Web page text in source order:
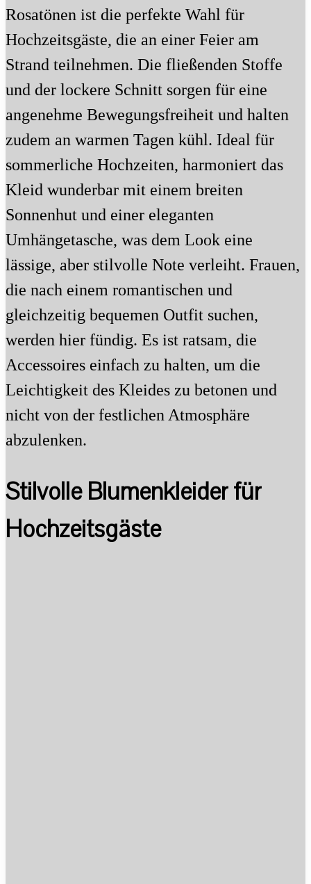
Rosatönen ist die perfekte Wahl für
Hochzeitsgäste, die an einer Feier am
Strand teilnehmen. Die fließenden Stoffe
und der lockere Schnitt sorgen für eine
angenehme Bewegungsfreiheit und halten
zudem an warmen Tagen kühl. Ideal für
sommerliche Hochzeiten, harmoniert das
Kleid wunderbar mit einem breiten
Sonnenhut und einer eleganten
Umhängetasche, was dem Look eine
lässige, aber stilvolle Note verleiht. Frauen,
die nach einem romantischen und
gleichzeitig bequemen Outfit suchen,
werden hier fündig. Es ist ratsam, die
Accessoires einfach zu halten, um die
Leichtigkeit des Kleides zu betonen und
nicht von der festlichen Atmosphäre
abzulenken.
Stilvolle Blumenkleider für
Hochzeitsgäste